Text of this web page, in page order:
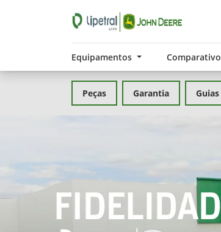
Equipamentos Comparativo
Peças Garantia Guias